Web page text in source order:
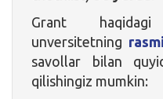
Grant
unversitetning
savollar bilan
qilishingiz mumkin: